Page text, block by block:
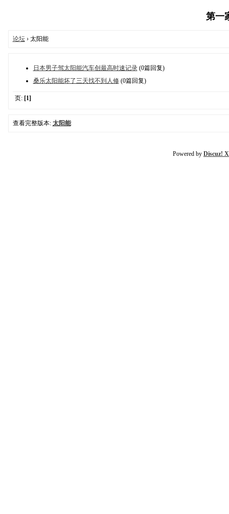
第一
论坛› 太阳能
日本男子驾太阳能汽车创最高时速记录(0篇回复)
桑乐太阳能坏了三天找不到人修(0篇回复)
页: [1]
查看完整版本: 太阳能
Powered by Discuz!